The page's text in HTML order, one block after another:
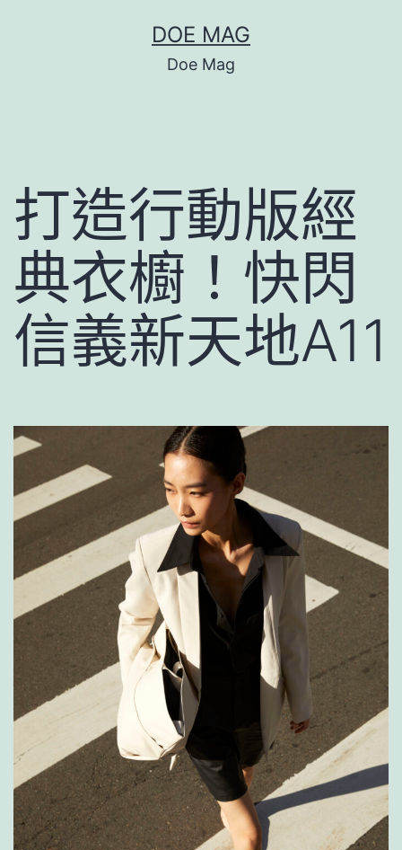
DOE MAG
Doe Mag
打造行動版經
典衣櫥！快閃
信義新天地A11